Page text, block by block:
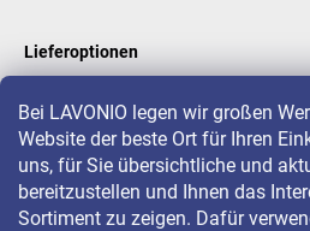
Bei LAVONIO legen wir großen
Website der beste Ort für Ihren
uns, für Sie übersichtliche und
bereitzustellen und Ihnen das
Sortiment zu zeigen. Dafür
Lieferoptionen
LAVONIO in der Welt